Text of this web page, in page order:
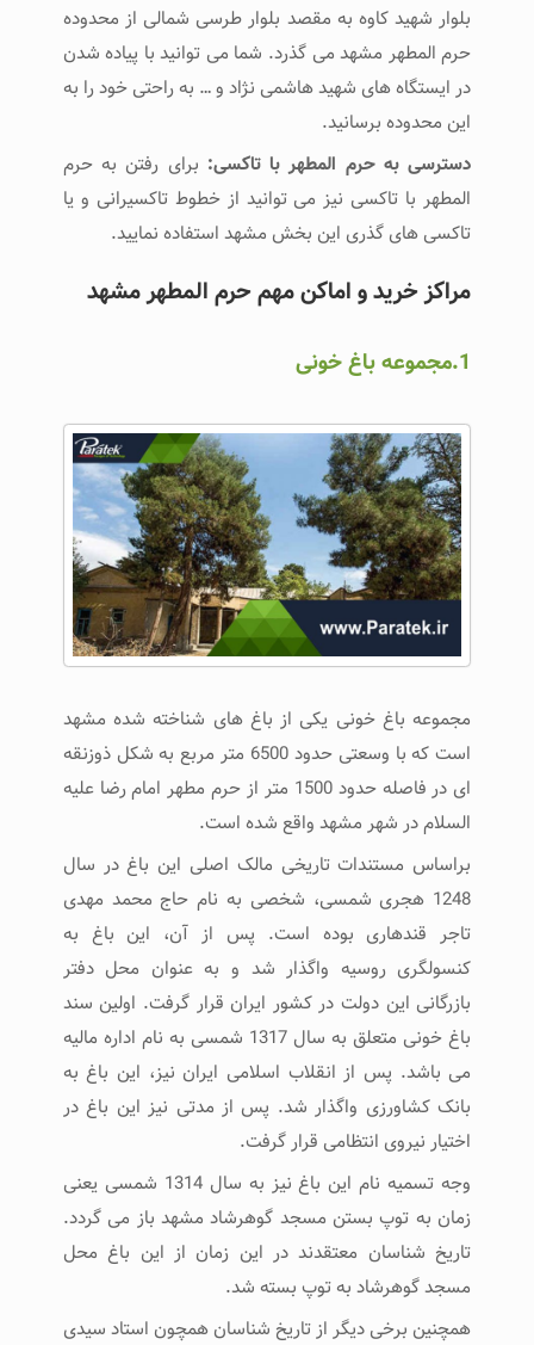
بلوار شهید کاوه به مقصد بلوار طرسی شمالی از محدوده
حرم المطهر مشهد می گذرد. شما می توانید با پیاده شدن
در ایستگاه های شهید هاشمی نژاد و … به راحتی خود را به
این محدوده برسانید.
دسترسی به حرم المطهر با تاکسی: برای رفتن به حرم
المطهر با تاکسی نیز می توانید از خطوط تاکسیرانی و یا
تاکسی های گذری این بخش مشهد استفاده نمایید.
مراکز خرید و اماکن مهم حرم المطهر مشهد
1.مجموعه باغ خونی
مجموعه باغ خونی یکی از باغ های شناخته شده مشهد
است که با وسعتی حدود 6500 متر مربع به شکل ذوزنقه
ای در فاصله حدود 1500 متر از حرم مطهر امام رضا علیه
السلام در شهر مشهد واقع شده است.
براساس مستندات تاریخی مالک اصلی این باغ در سال
1248 هجری شمسی، شخصی به نام حاج محمد مهدی
تاجر قندهاری بوده است. پس از آن، این باغ به
کنسولگری روسیه واگذار شد و به عنوان محل دفتر
بازرگانی این دولت در کشور ایران قرار گرفت. اولین سند
باغ خونی متعلق به سال 1317 شمسی به نام اداره مالیه
می باشد. پس از انقلاب اسلامی ایران نیز، این باغ به
بانک کشاورزی واگذار شد. پس از مدتی نیز این باغ در
اختیار نیروی انتظامی قرار گرفت.
وجه تسمیه نام این باغ نیز به سال 1314 شمسی یعنی
زمان به توپ بستن مسجد گوهرشاد مشهد باز می گردد.
تاریخ شناسان معتقدند در این زمان از این باغ محل
مسجد گوهرشاد به توپ بسته شد.
همچنین برخی دیگر از تاریخ شناسان همچون استاد سیدی